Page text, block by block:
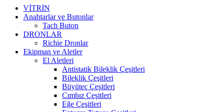
VİTRİN
Anahtarlar ve Butonlar
Tach Buton
DRONLAR
Richie Dronlar
Ekipman ve Aletler
El Aletleri
Antistatik Bileklik Çeşitleri
Bileklik Çeşitleri
Büyüteç Çeşitleri
Cımbız Çeşitleri
Eğe Çeşitleri